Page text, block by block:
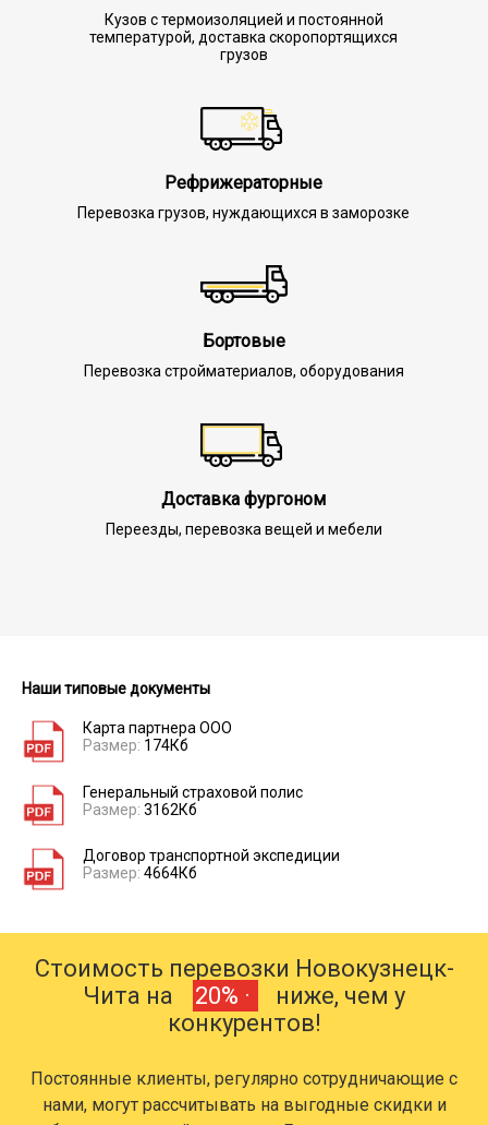
Кузов с термоизоляцией и постоянной
температурой, доставка скоропортящихся
грузов
Рефрижераторные
Перевозка грузов, нуждающихся в заморозке
Бортовые
Перевозка стройматериалов, оборудования
Доставка фургоном
Переезды, перевозка вещей и мебели
Наши типовые документы
Карта партнера ООО
Размер: 174Кб
Генеральный страховой полис
Размер: 3162Кб
Договор транспортной экспедиции
Размер: 4664Кб
Стоимость перевозки Новокузнецк-
Чита на
20% ·
ниже, чем у
конкурентов!
Постоянные клиенты, регулярно сотрудничающие с
нами, могут рассчитывать на выгодные скидки и